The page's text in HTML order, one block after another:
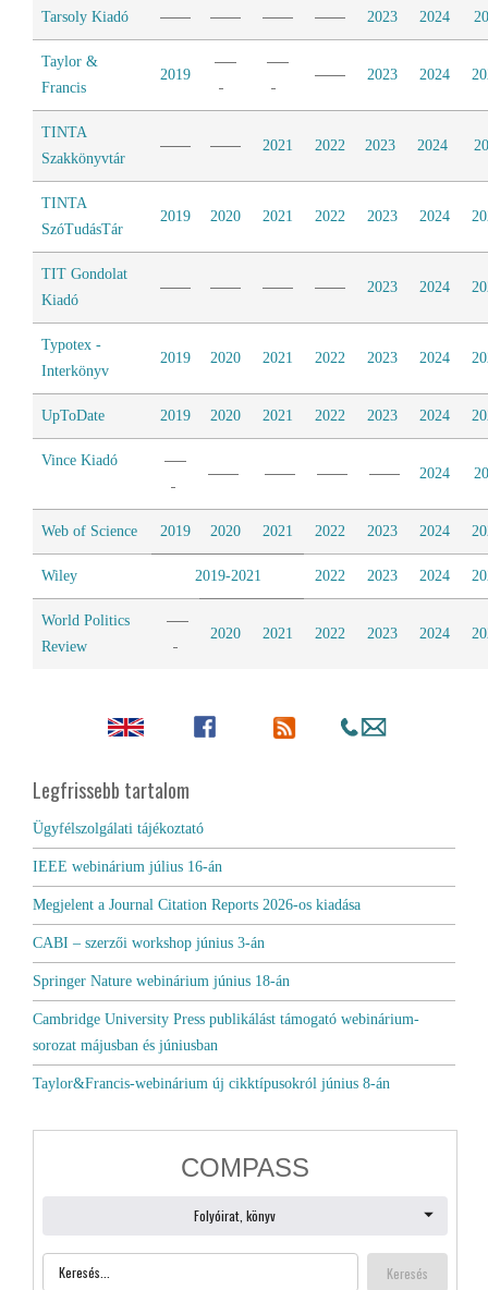
Tarsoly Kiadó 2023 2024
Taylor &
Francis
2019 2023 2024
TINTA
Szakkönyvtár
2021 2022 2023 2024
TINTA
SzóTudásTár
2019 2020 2021 2022 2023 2024
TIT Gondolat
Kiadó
2023 2024
Typotex -
Interkönyv
2019 2020 2021 2022 2023 2024
UpToDate 2019 2020 2021 2022 2023 2024
Vince Kiadó
2024
Web of Science 2019 2020 2021 2022 2023 2024
Wiley 2019-2021 2022 2023 2024
World Politics
Review
2020 2021 2022 2023 2024
Legfrissebb tartalom
Ügyfélszolgálati tájékoztató
IEEE webinárium július 16-án
Megjelent a Journal Citation Reports 2026-os kiadása
CABI – szerzői workshop június 3-án
Springer Nature webinárium június 18-án
Cambridge University Press publikálást támogató webinárium-
sorozat májusban és júniusban
Taylor&Francis-webinárium új cikktípusokról június 8-án